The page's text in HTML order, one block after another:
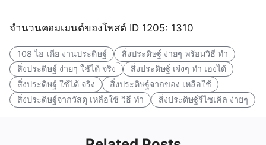
จำนวนคอมเมนต์ของโพสต์ ID 1205: 1310
108 ไอ เดีย งานประดิษฐ์
สิ่งประดิษฐ์ ง่ายๆ พร้อมวิธี ทํา
สิ่งประดิษฐ์ ง่ายๆ ใช้ได้ จริง
สิ่งประดิษฐ์ เจ๋งๆ ทํา เองได้
สิ่งประดิษฐ์ ใช้ได้ จริง
สิ่งประดิษฐ์จากของ เหลือใช้
สิ่งประดิษฐ์จากวัสดุ เหลือใช้ วิธี ทํา
สิ่งประดิษฐ์รีไซเคิล ง่ายๆ